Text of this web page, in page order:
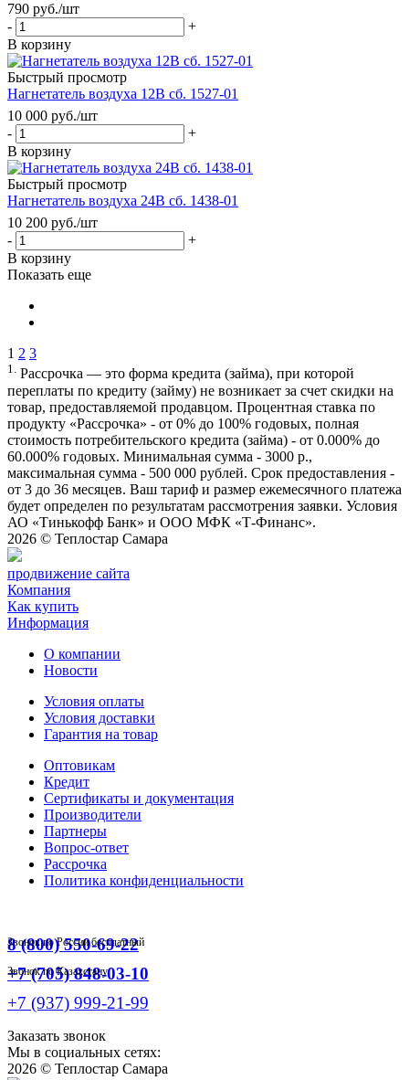
790 руб./шт
-
+
В корзину
Быстрый просмотр
Нагнетатель воздуха 12В сб. 1527-01
10 000 руб./шт
-
+
В корзину
Быстрый просмотр
Нагнетатель воздуха 24В сб. 1438-01
10 200 руб./шт
-
+
В корзину
Показать еще
1 2 3
1. Рассрочка — это форма кредита (займа), при которой
переплаты по кредиту (займу) не возникает за счет скидки на
товар, предоставляемой продавцом. Процентная ставка по
продукту «Рассрочка» - от 0% до 100% годовых, полная
стоимость потребительского кредита (займа) - от 0.000% до
60.000% годовых. Минимальная сумма - 3000 р.,
максимальная сумма - 500 000 рублей. Срок предоставления -
от 3 до 36 месяцев. Ваш тариф и размер ежемесячного платежа
будет определен по результатам рассмотрения заявки. Условия
АО «Тинькофф Банк» и ООО МФК «Т-Финанс».
2026 © Теплостар Самара
продвижение сайта
Компания
Как купить
Информация
О компании
Новости
Условия оплаты
Условия доставки
Гарантия на товар
Оптовикам
Кредит
Сертификаты и документация
Производители
Партнеры
Вопрос-ответ
Рассрочка
Политика конфиденциальности
8 (800) 550-69-22
Звонок по России бесплатный
+7 (705) 848-03-10
Звонок по Казахстану
+7 (937) 999-21-99
Заказать звонок
Мы в социальных сетях:
2026 © Теплостар Самара